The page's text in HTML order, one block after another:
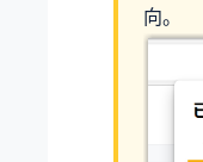
向。